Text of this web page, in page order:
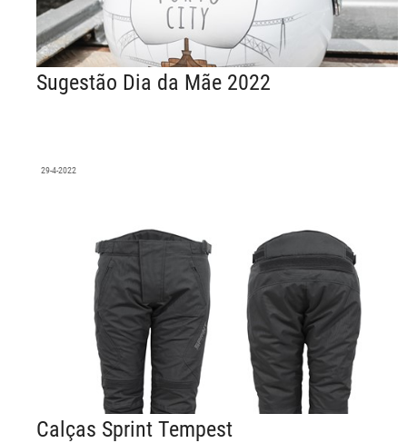
Sugestão Dia da Mãe 2022
29-4-2022
Calças Sprint Tempest